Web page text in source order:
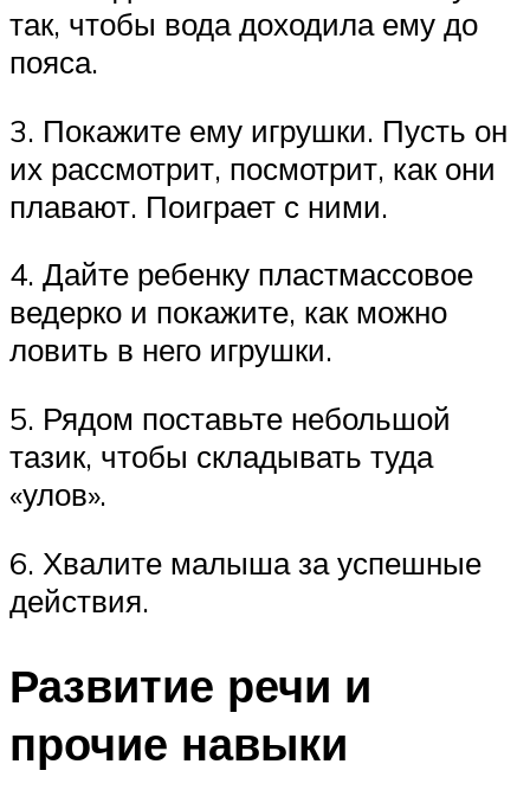
так, чтобы вода доходила ему до
пояса.
3. Покажите ему игрушки. Пусть он
их рассмотрит, посмотрит, как они
плавают. Поиграет с ними.
4. Дайте ребенку пластмассовое
ведерко и покажите, как можно
ловить в него игрушки.
5. Рядом поставьте небольшой
тазик, чтобы складывать туда
«улов».
6. Хвалите малыша за успешные
действия.
Развитие речи и
прочие навыки